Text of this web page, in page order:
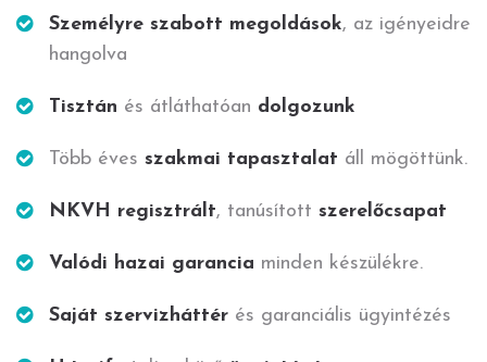
Személyre szabott megoldások, az igényeidre
hangolva
Tisztán és átláthatóan dolgozunk
Több éves szakmai tapasztalat áll mögöttünk.
NKVH regisztrált, tanúsított szerelőcsapat
Valódi hazai garancia minden készülékre.
Saját szervizháttér és garanciális ügyintézés